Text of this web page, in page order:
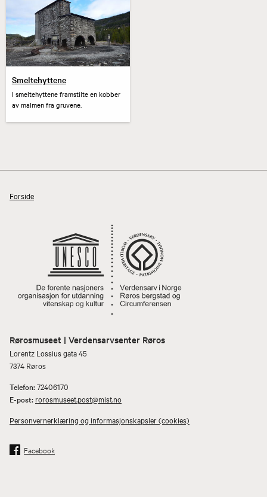
Smeltehyttene
I smeltehyttene framstilte en kobber
av malmen fra gruvene.
Forside
Rørosmuseet | Verdensarvsenter Røros
Lorentz Lossius gata 45
7374 Røros
Telefon:72406170
E-post: rorosmuseet.post@mist.no
Personvernerklæring og informasjonskapsler (cookies)
Facebook